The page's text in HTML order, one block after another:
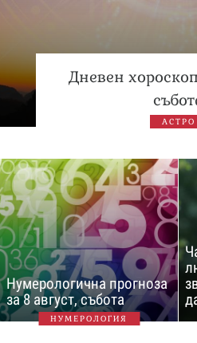
Дневен
АСТРО
Нумерологична прогноза
за 8 август, събота
НУМЕРОЛОГИЯ